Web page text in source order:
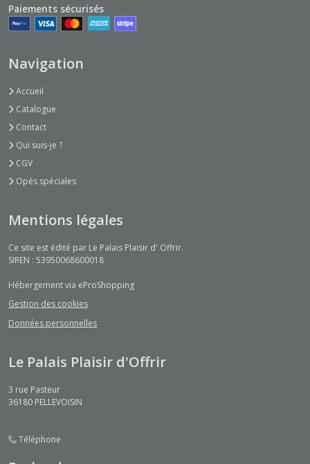
Paiements sécurisés
Navigation
Accueil
Catalogue
Contact
Qui suis-je ?
CGV
Opés spéciales
Mentions légales
Ce site est édité par Le Palais Plaisir d' Offrir.
SIREN : 53950068600018
Hébergement via eProShopping
Gestion des cookies
Données personnelles
Le Palais Plaisir d'Offrir
3 rue Pasteur
36180 PELLEVOISIN
Téléphone